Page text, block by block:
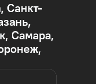
Санкт-
Самара,